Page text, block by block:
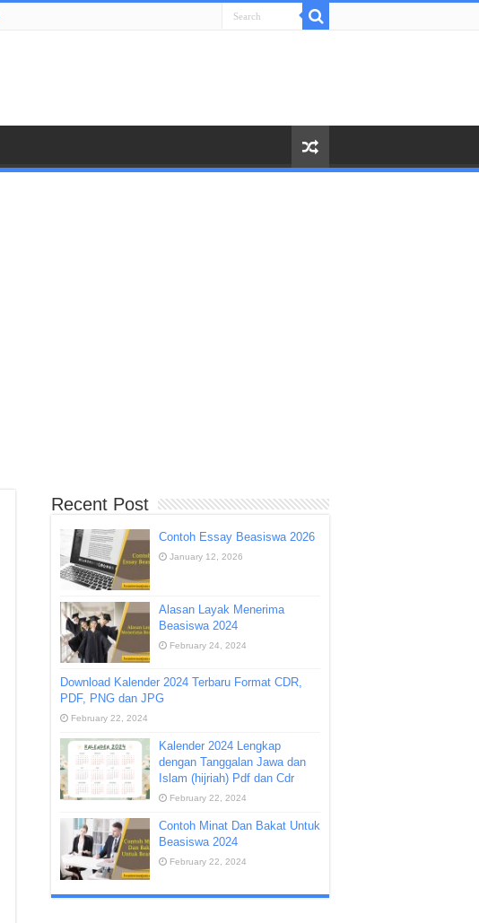
Recent Post
Contoh Essay Beasiswa 2026
January 12, 2026
Alasan Layak Menerima
Beasiswa 2024
February 24, 2024
Download Kalender 2024 Terbaru Format CDR,
PDF, PNG dan JPG
February 22, 2024
Kalender 2024 Lengkap
dengan Tanggalan Jawa dan
Islam (hijriah) Pdf dan Cdr
February 22, 2024
Contoh Minat Dan Bakat Untuk
Beasiswa 2024
February 22, 2024